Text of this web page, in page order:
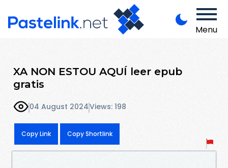
Menu
XA NON ESTOU AQUÍ leer epub
gratis
04 August 2024Views: 198
Copy Link Copy Shortlink